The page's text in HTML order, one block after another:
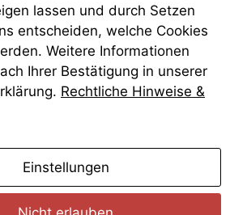
lassen und durch Setzen
entscheiden, welche Cookies
Weitere Informationen
Ihrer Bestätigung in unserer
Rechtliche Hinweise &
Einstellungen